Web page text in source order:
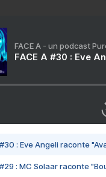
FACE A - un podcast
FACE A #30 : Eve
#30 : Eve Angeli raconte
#29 : MC Solaar raconte